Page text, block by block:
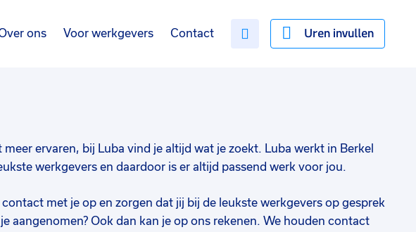
Uren invullen
ons Voor werkgevers Contact
ervaren, bij Luba vind je altijd wat je zoekt. Luba werkt in Berkel
werkgevers en daardoor is er altijd passend werk voor jou.
met je op en zorgen dat jij bij de leukste werkgevers op gesprek
aangenomen? Ook dan kan je op ons rekenen. We houden contact